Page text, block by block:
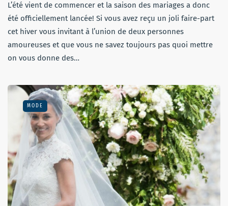
L’été vient de commencer et la saison des mariages a donc
été officiellement lancée! Si vous avez reçu un joli faire-part
cet hiver vous invitant à l’union de deux personnes
amoureuses et que vous ne savez toujours pas quoi mettre
on vous donne des…
MODE